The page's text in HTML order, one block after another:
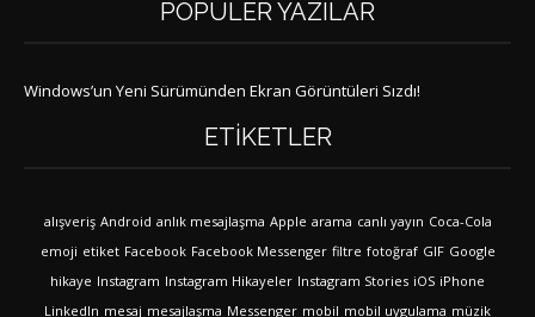
POPÜLER YAZILAR
Windows’un Yeni Sürümünden Ekran Görüntüleri Sızdı!
ETIKETLER
alışveriş Android anlık mesajlaşma Apple arama canlı yayın Coca-Cola
emoji etiket Facebook Facebook Messenger filtre fotoğraf GIF Google
hikaye Instagram Instagram Hikayeler Instagram Stories iOS iPhone
LinkedIn mesaj mesajlaşma Messenger mobil mobil uygulama müzik